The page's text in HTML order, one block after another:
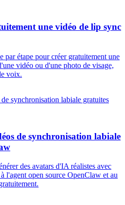
une vidéo de lip sync
étape pour créer gratuitement une
vidéo ou d'une photo de visage,
voix.
de synchronisation labiale
des avatars d'IA réalistes avec
l'agent open source OpenClaw et au